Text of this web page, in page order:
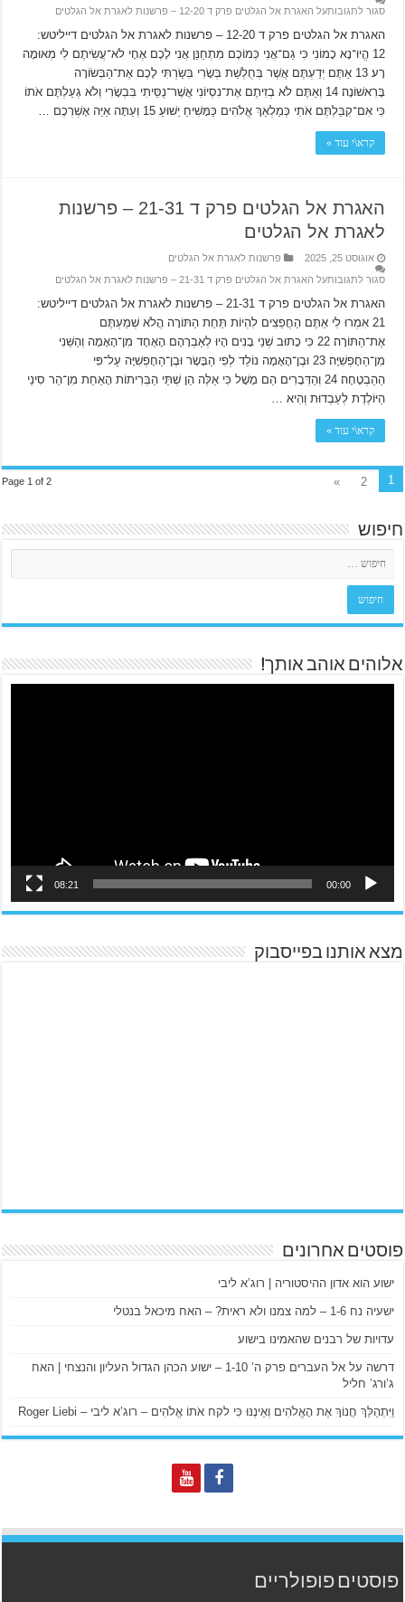
סגור לתגובותעל האגרת אל הגלטים פרק ד 12-20 – פרשנות לאגרת אל הגלטים
האגרת אל הגלטים פרק ד 12-20 – פרשנות לאגרת אל הגלטים דייליטש:
12 הֱיוּ־נָא כָמוֹנִי כִּי גַם־אֲנִי כְּמוֹכֶם מִתְחַנֵּן אֲנִי לָכֶם אֶחָי לֹא־עֲשִׂיתֶם לִי מְאוּמָה
רָע׃ 13 אַתֶּם יְדַעְתֶּם אֲשֶׁר בְּחֻלְשַׁת בְּשָׂרִי בִּשַׂרְתִּי לָכֶם אֶת־הַבְּשׂוֹרָה
בָּרִאשׁוֹנָה׃ 14 וְאַתֶּם לֹא בְזִיתֶם אֶת־נִסְיוֹנִי אֲשֶׁר־נֻסֵּיתִי בִּבְשָׂרִי וְלֹא גְעַלְתֶּם אֹתוֹ
כִּי אִם־קִבַּלְתֶּם אֹתִי כְּמַלְאַךְ אֱלֹהִים כַּמָּשִׁיחַ יֵשׁוּעַ׃ 15 וְעַתָּה אַיֵּה אָשְׁרְכֶם …
קרא\י עוד »
האגרת אל הגלטים פרק ד 21-31 – פרשנות
לאגרת אל הגלטים
אוגוסט 25, 2025
פרשנות לאגרת אל הגלטים
סגור לתגובותעל האגרת אל הגלטים פרק ד 21-31 – פרשנות לאגרת אל הגלטים
האגרת אל הגלטים פרק ד 21-31 – פרשנות לאגרת אל הגלטים דייליטש:
21 אִמְרוּ לִי אַתֶּם הַחֲפֵצִים לִהְיוֹת תַּחַת הַתּוֹרָה הֲלֹא שְׁמַעְתֶּם
אֶת־הַתּוֹרָה׃ 22 כִּי כָתוּב שְׁנֵי בָנִים הָיוּ לְאַבְרָהָם הָאֶחָד מִן־הָאָמָה וְהַשֵּׁנִי
מִן־הַחָפְשִׁיָּה׃ 23 וּבֶן־הָאָמָה נוֹלַד לְפִי הַבָּשָׂר וּבֶן־הַחָפְשִׁיָּה עַל־פִּי
הַהַבְטָחָה׃ 24 וְהַדְּבָרִים הֵם מָשָׁל כִּי אֵלֶּה הֵן שְׁתֵּי הַבְּרִיתוֹת הָאַחַת מִן־הַר סִינַי
הַיּוֹלֶדֶת לְעַבְדוּת וְהִיא …
קרא\י עוד »
Page 1 of 2 1
2
»
חיפוש
אלוהים אוהב אותך!
00:00
08:21
מצא אותנו בפייסבוק
פוסטים אחרונים
ישוע הוא אדון ההיסטוריה | רוג’א ליבי
ישעיה נח 1-6 – למה צמנו ולא ראית? – האח מיכאל בנטלי
עדויות של רבנים שהאמינו בישוע
דרשה על אל העברים פרק ה’ 1-10 – ישוע הכהן הגדול העליון והנצחי | האח
ג’ורג’ חליל
וַיִּתְהַלֵּךְ חֲנוֹךְ אֶת הָאֱלֹהִים וְאֵינֶנּוּ כִּי לקח אֹתוֹ אֱלֹהִים – רוג’א ליבי – Roger Liebi
פוסטים פופולריים